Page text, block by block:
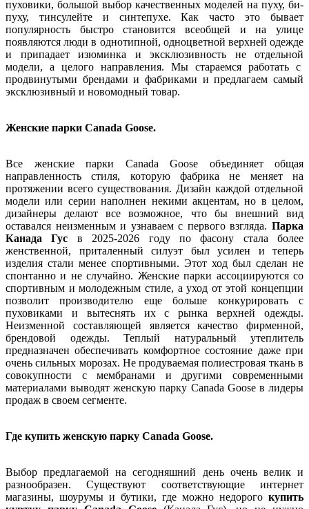
пуховики, большой выбор качественных моделей на пуху, би-
пуху, тинсулейте и синтепухе. Как часто это бывает
популярность быстро становится всеобщей и на улице
появляются люди в однотипной, одноцветной верхней одежде
и припадает изюминка и эксклюзивность не отдельной
модели, а целого направления. Мы стараемся работать с
продвинутыми брендами и фабриками и предлагаем самый
эксклюзивный и новомодный товар.
Женские парки Canada Goose.
Все женские парки Canada Goose объединяет общая
направленность стиля, которую фабрика не меняет на
протяжении всего существования. Дизайн каждой отдельной
модели или серии наполнен некими акцентам, но в целом,
дизайнеры делают все возможное, что бы внешний вид
оставался неизменным и узнаваем с первого взгляда. Парка
Канада Гус в 2025-2026 году по фасону стала более
женственной, приталенный силуэт был усилен и теперь
изделия стали менее спортивными. Этот ход был сделан не
спонтанно и не случайно. Женские парки ассоциируются со
спортивным и молодежным стиле, а уход от этой концепции
позволит производителю еще больше конкурировать с
пуховиками и вытеснять их с рынка верхней одежды.
Неизменной составляющей является качество фирменной,
брендовой одежды. Теплый натуральный утеплитель
предназначен обеспечивать комфортное состояние даже при
очень сильных морозах. Не продуваемая полиестровая ткань в
совокупности с мембранами и другими современными
материалами выводят женскую парку Canada Goose в лидеры
продаж в своем сегменте.
Где купить женскую парку Canada Goose.
Выбор предлагаемой на сегодняшний день очень велик и
разнообразен. Существуют соответствующие интернет
магазины, шоурумы и бутики, где можно недорого купить